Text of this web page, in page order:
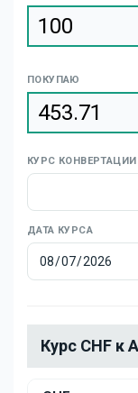
ПОКУПАЮ
КУРС КОНВЕРТАЦИИ
ДАТА КУРСА
Курс CHF к